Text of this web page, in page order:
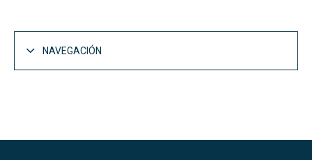
NAVEGACIÓN